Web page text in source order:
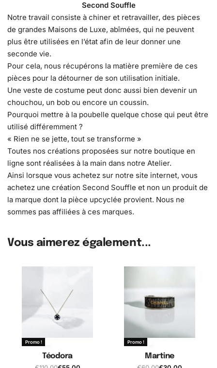
Second Souffle
Notre travail consiste à chiner et retravailler, des pièces
de grandes Maisons de Luxe, abîmées, qui ne peuvent
plus être utilisées en l’état afin de leur donner une
seconde vie.
Pour cela, nous récupérons la matière première de ces
pièces pour la détourner de son utilisation initiale.
Une veste de costume peut donc aussi bien devenir un
chouchou, un bob ou encore un coussin.
Pourquoi mettre à la poubelle quelque chose qui peut être
utilisé différemment ?
« Rien ne se jette, tout se transforme »
Toutes nos créations proposées sur notre boutique en
ligne sont réalisées à la main dans notre Atelier.
Ainsi lorsque vous achetez sur notre site internet, vous
achetez une création Second Souffle et non un produit de
la marque dont la pièce upcyclée provient. Nous ne
sommes pas affiliées à ces marques.
Vous aimerez également...
Promo !
Téodora
Promo !
Martine